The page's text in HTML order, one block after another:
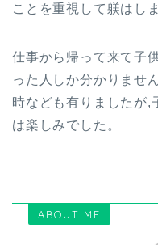
ことを重視して躾はし
仕事から帰って来て子
った人しか分かりませ
時なども有りましたが,
は楽しみでした。
ABOUT ME